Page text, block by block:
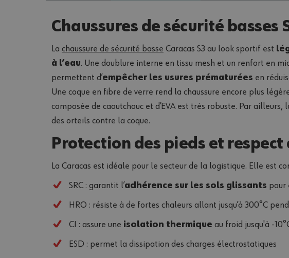
360°
Chaussures de sécurité basses
La chaussure de sécurité basse Caracas S3 au look sportif est
à l’eau. Une doublure interne en tissu mesh et un renfort en
permettent d’empêcher les usures prématurées en
Une coque en fibre de verre rend la chaussure encore plus
composée de caoutchouc et d’EVA est très robuste. Par
des orteils contre la coque.
Protection des pieds et respect
La Caracas est idéale pour le secteur de la logistique. Elle est
SRC : garantit l’adhérence sur les sols glissants pour
HRO : résiste à de fortes chaleurs allant jusqu’à 300°C
CI : assure une isolation thermique au froid jusqu'à -
ESD : permet la dissipation des charges électrostatiques